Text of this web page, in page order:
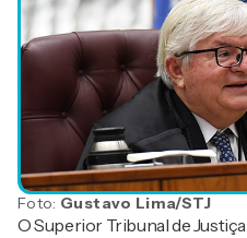
Foto: Gustavo Lima/STJ
O Superior Tribunal de